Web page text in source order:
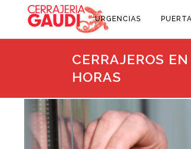
URGENCIAS
CERRAJEROS
HORAS